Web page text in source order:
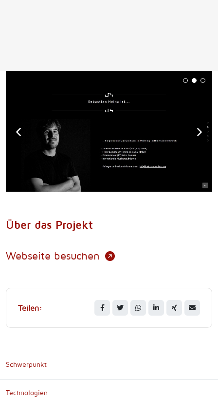
Über das Projekt
Webseite besuchen
Teilen:
Schwerpunkt
Technologien